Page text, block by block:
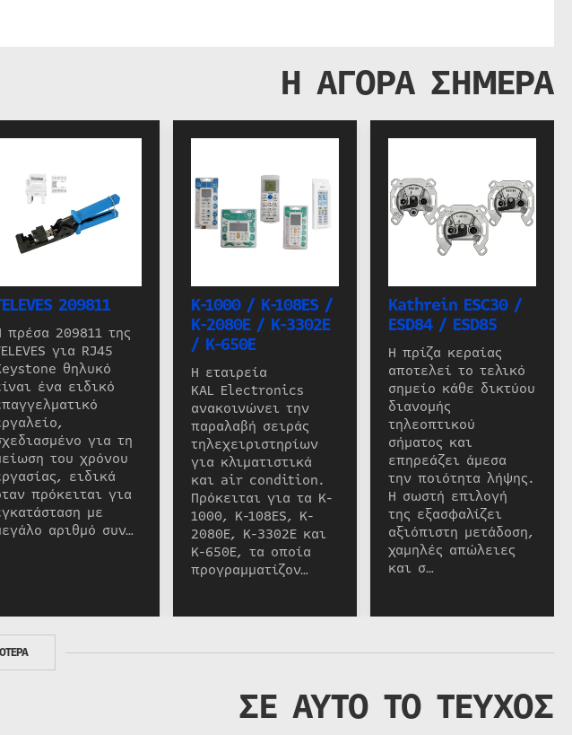
Η ΑΓΟΡΑ ΣΗΜΕΡΑ
209811
πρέσα 209811 της
για RJ45
θηλυκό
ένα ειδικό
για τη
του χρόνου
ειδικά
πρόκειται για
με
αριθμό συν…
K-1000 / K-108ES /
K-2080E / K-3302E
/ K-650E
Η εταιρεία
KAL Electronics
ανακοινώνει την
παραλαβή σειράς
τηλεχειριστηρίων
για κλιματιστικά
και air condition.
Πρόκειται για τα K-
1000, K-108ES, K-
2080E, K-3302E και
K-650E, τα οποία
προγραμματίζον…
Kathrein ESC30 /
ESD84 / ESD85
Η πρίζα κεραίας
αποτελεί το τελικό
σημείο κάθε δικτύου
διανομής
τηλεοπτικού
σήματος και
επηρεάζει άμεσα
την ποιότητα λήψης.
Η σωστή επιλογή
της εξασφαλίζει
αξιόπιστη μετάδοση,
χαμηλές απώλειες
και σ…
ΣΕ ΑΥΤΟ ΤΟ ΤΕΥΧΟΣ